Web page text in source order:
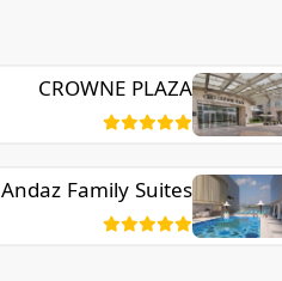
CROWNE PLAZA
JUMEIRAH
Andaz Family Suites
by Hyatt - Palm